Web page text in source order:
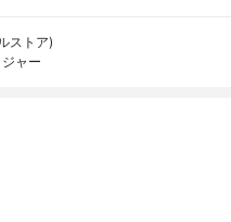
ストア)
ャー